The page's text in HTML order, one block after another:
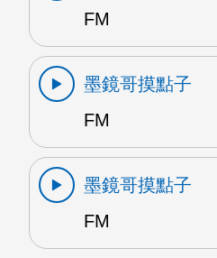
FM
墨鏡哥摸點子
FM
墨鏡哥摸點子
FM